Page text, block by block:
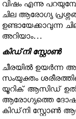
വിഷം എന്നു
ചില ആരോഗ്യ
ഉണ്ടായേക്കാവുന്ന
അറിയാം…
കിഡ്‌നി സ്റ്റോണ്‍
ചീരയില്‍ ഉയര്‍ന്ന
സംയുക്തം
യൂറിക് ആസിഡ്
ആരോഗ്യത്തെ
കിഡ്‌നി സ്റ്റോണ്‍